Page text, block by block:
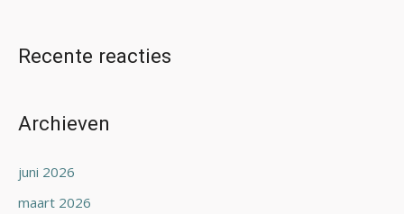
Recente reacties
Archieven
juni 2026
maart 2026